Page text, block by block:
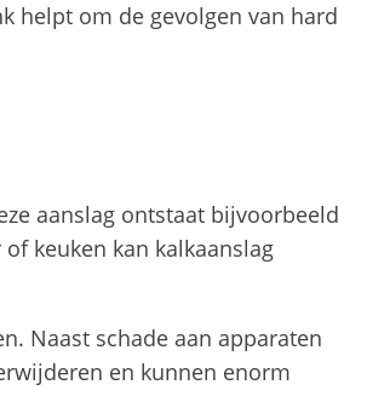
helpt om de gevolgen van hard
aanslag ontstaat bijvoorbeeld
keuken kan kalkaanslag
Naast schade aan apparaten
en kunnen enorm